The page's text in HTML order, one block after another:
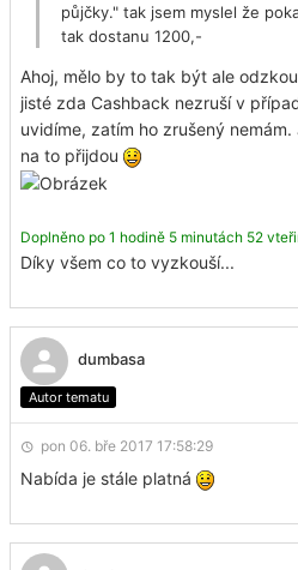
půjčky." tak jsem myslel že
tak dostanu 1200,-
Ahoj, mělo by to tak být ale
jisté zda Cashback nezruší v
uvidíme, zatím ho zrušený
na to přijdou
Doplněno po 1 hodině 5 minutách 52
Díky všem co to vyzkouší...
dumbasa
Autor tematu
pon 06. bře 2017 17:58:29
Nabída je stále platná